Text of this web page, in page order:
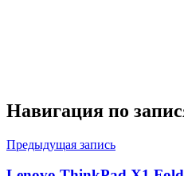
Навигация по
Предыдущая запись